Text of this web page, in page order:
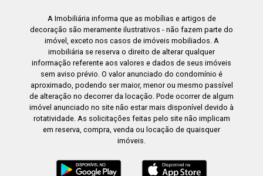
A Imobiliária informa que as mobílias e artigos de
decoração são meramente ilustrativos - não fazem parte do
imóvel, exceto nos casos de imóveis mobiliados. A
imobiliária se reserva o direito de alterar qualquer
informação referente aos valores e dados de seus imóveis
sem aviso prévio. O valor anunciado do condomínio é
aproximado, podendo ser maior, menor ou mesmo passível
de alteração no decorrer da locação. Pode ocorrer de algum
imóvel anunciado no site não estar mais disponível devido à
rotatividade. As solicitações feitas pelo site não implicam
em reserva, compra, venda ou locação de quaisquer
imóveis.